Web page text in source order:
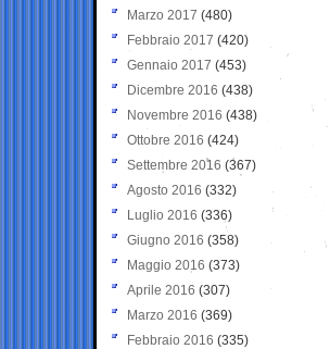
Marzo 2017 (480)
Febbraio 2017 (420)
Gennaio 2017 (453)
Dicembre 2016 (438)
Novembre 2016 (438)
Ottobre 2016 (424)
Settembre 2016 (367)
Agosto 2016 (332)
Luglio 2016 (336)
Giugno 2016 (358)
Maggio 2016 (373)
Aprile 2016 (307)
Marzo 2016 (369)
Febbraio 2016 (335)